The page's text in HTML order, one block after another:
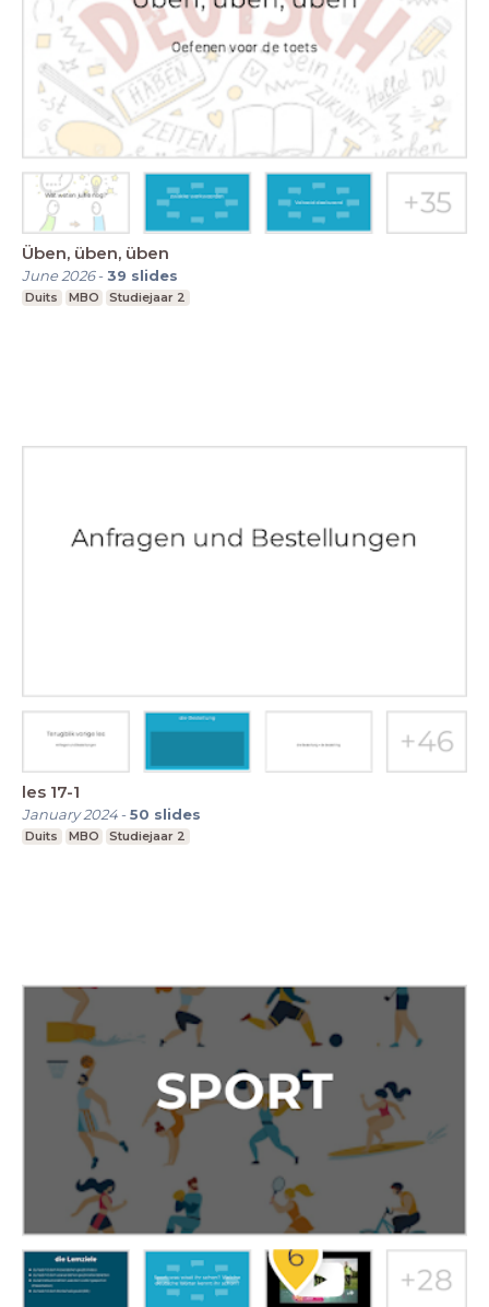
Üben, üben, üben
June 2026-39 slides
Duits MBO Studiejaar 2
les 17-1
January 2024-50 slides
Duits MBO Studiejaar 2